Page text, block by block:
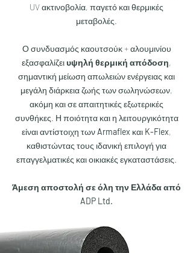
UV ακτινοβολία, παγετό και θερμικές
μεταβολές.
​Ο συνδυασμός καουτσούκ + αλουμινίου
εξασφαλίζειυψηλή θερμική απόδοση,
σημαντική μείωση απωλειών ενέργειας και
μεγάλη διάρκεια ζωής των σωληνώσεων,
ακόμη και σε απαιτητικές εξωτερικές
συνθήκες. Η ποιότητα και η λειτουργικότητα
είναι αντίστοιχη τωνArmaflex και K-Flex,
καθιστώντας τους ιδανική επιλογή για
επαγγελματικές και οικιακές εγκαταστάσεις.
Άμεση αποστολή σε όλη την Ελλάδα από
ADP Ltd.